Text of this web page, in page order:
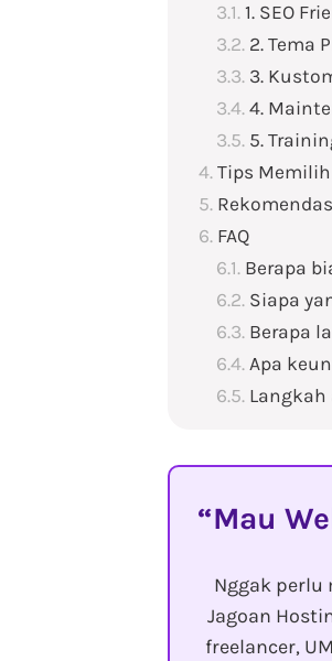
1. SEO
2. Tema
3.
4.
5.
Tips
FAQ
Berapa
Siapa
Berapa
Apa
Mau
Nggak perlu
Jagoan
freelancer,